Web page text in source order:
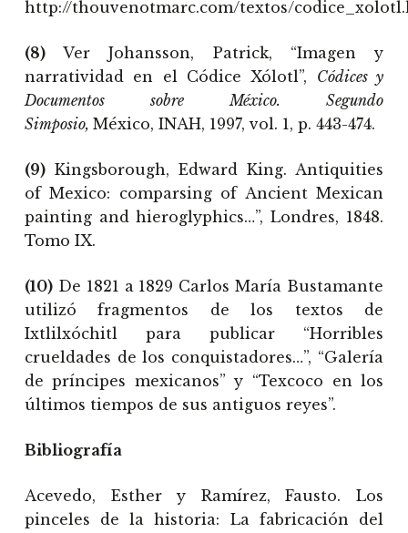
http://thouvenotmarc.com/textos/
(8)Ver Johansson, Patrick, “Imagen y
narratividad en el Códice Xólotl”, Códices y
Documentos sobre México. Segundo
Simposio, México, INAH, 1997, vol. 1, p. 443-474.
(9)Kingsborough, Edward King. Antiquities
of Mexico: comparsing of Ancient Mexican
painting and hieroglyphics…”, Londres, 1848.
Tomo IX.
(10)De 1821 a 1829 Carlos María Bustamante
utilizó fragmentos de los textos de
Ixtlilxóchitl para publicar “Horribles
crueldades de los conquistadores…”, “Galería
de príncipes mexicanos” y “Texcoco en los
últimos tiempos de sus antiguos reyes”.
Bibliografía
Acevedo, Esther y Ramírez, Fausto. Los
pinceles de la historia: La fabricación del